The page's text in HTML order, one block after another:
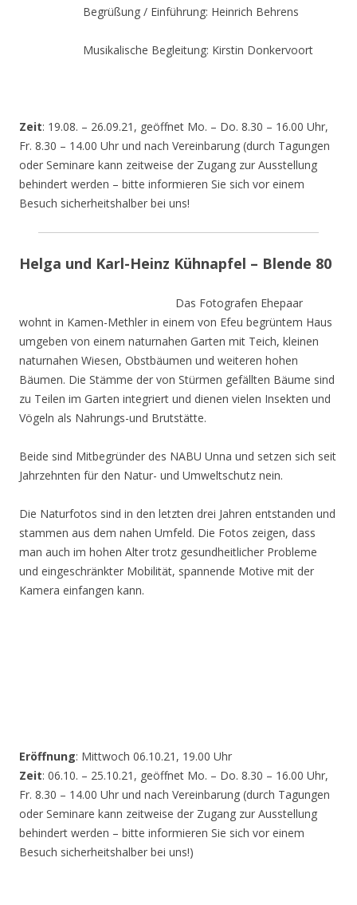
Begrüßung / Einführung: Heinrich Behrens
Musikalische Begleitung: Kirstin Donkervoort
Zeit: 19.08. – 26.09.21, geöffnet Mo. – Do. 8.30 – 16.00 Uhr,
Fr. 8.30 – 14.00 Uhr und nach Vereinbarung (durch Tagungen
oder Seminare kann zeitweise der Zugang zur Ausstellung
behindert werden – bitte informieren Sie sich vor einem
Besuch sicherheitshalber bei uns!
Helga und Karl-Heinz Kühnapfel – Blende 80
Das Fotografen Ehepaar
wohnt in Kamen-Methler in einem von Efeu begrüntem Haus
umgeben von einem naturnahen Garten mit Teich, kleinen
naturnahen Wiesen, Obstbäumen und weiteren hohen
Bäumen. Die Stämme der von Stürmen gefällten Bäume sind
zu Teilen im Garten integriert und dienen vielen Insekten und
Vögeln als Nahrungs-und Brutstätte.
Beide sind Mitbegründer des NABU Unna und setzen sich seit
Jahrzehnten für den Natur- und Umweltschutz nein.
Die Naturfotos sind in den letzten drei Jahren entstanden und
stammen aus dem nahen Umfeld. Die Fotos zeigen, dass
man auch im hohen Alter trotz gesundheitlicher Probleme
und eingeschränkter Mobilität, spannende Motive mit der
Kamera einfangen kann.
Eröffnung: Mittwoch 06.10.21, 19.00 Uhr
Zeit: 06.10. – 25.10.21, geöffnet Mo. – Do. 8.30 – 16.00 Uhr,
Fr. 8.30 – 14.00 Uhr und nach Vereinbarung (durch Tagungen
oder Seminare kann zeitweise der Zugang zur Ausstellung
behindert werden – bitte informieren Sie sich vor einem
Besuch sicherheitshalber bei uns!)